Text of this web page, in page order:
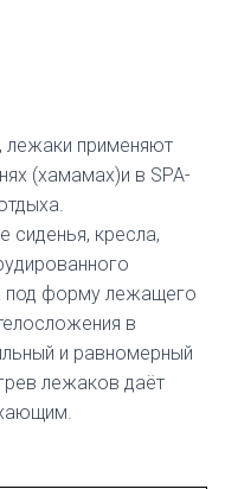
лежаки применяют
(хамамах)и в SPA-
сиденья, кресла,
под форму лежащего
в
и равномерный
лежаков даёт